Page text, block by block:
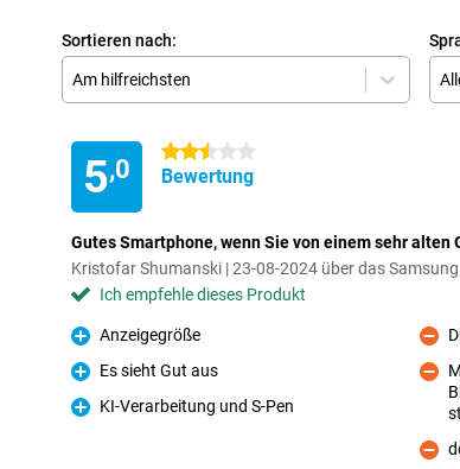
Sortieren nach:
Am hilfreichsten
5,0
2.5 Sterne
Bewertung
Gutes Smartphone, wenn Sie von einem sehr alten
Kristofar Shumanski | 23-08-2024 über das
Ich empfehle dieses Produkt
Pro
Anzeigegröße
Pro
Es sieht Gut aus
Pro
KI-Verarbeitung und S-Pen
Kontra
Kontra